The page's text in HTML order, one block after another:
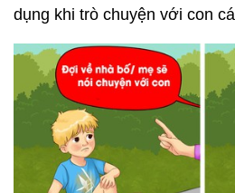
dụng khi trò chuyện với con